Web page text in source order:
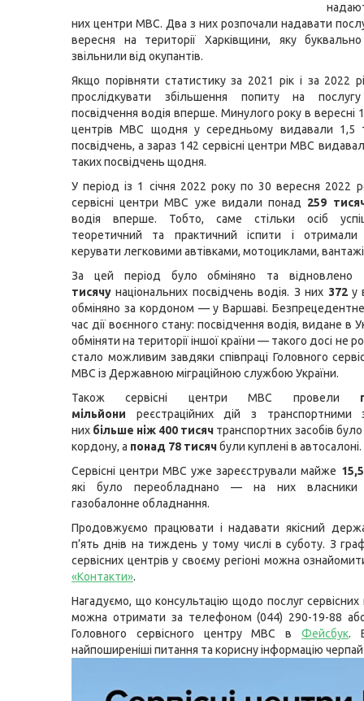
них центри МВС. Два з них розпочали надавати
вересня на території Харківщини, яку
звільнили від окупантів.
Якщо порівняти статистику за 2021 рік і за 2022
прослідкувати збільшення попиту на
посвідчення водія вперше. Минулого року в вересні
центрів МВС щодня у середньому видавали 1,5
посвідчень, а зараз 142 сервісні центри МВС
таких посвідчень щодня.
У період із 1 січня 2022 року по 30 вересня 2022
сервісні центри МВС уже видали понад 259
водія вперше. Тобто, саме стільки осіб
теоретичний та практичний іспити і отримали
керувати легковими автівками, мотоциклами,
За цей період було обміняно та відновлено
тисячу національних посвідчень водія. З них 372у
обміняно за кордоном — у Варшаві.
час дії воєнного стану: посвідчення водія, видане в
обміняти на території іншої країни — такого досі не
стало можливим завдяки співпраці Головного
МВС із Державною міграційною службою України.
Також сервісні центри МВС провели
мільйони реєстраційних дій з транспортними
них більше ніж 400 тисяч транспортних засобів
кордону, а понад 78 тисячбули куплені в автосалоні.
Сервісні центри МВС уже зареєстрували майже
які було переобладнано — на них власники
газобалонне обладнання.
Продовжуємо працювати і надавати якісний
п’ять днів на тиждень у тому числі в суботу. З
сервісних центрів у своєму регіоні можна
«Контакти».
Нагадуємо, що консультацію щодо послуг
можна отримати за телефоном (044) 290-19-88 або
Головного сервісного центру МВС вФейсбук.
найпоширеніші питання та корисну інформацію